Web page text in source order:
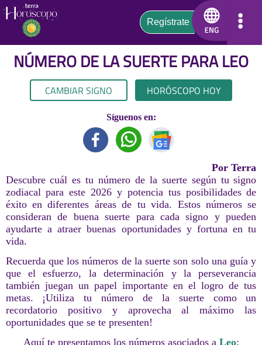
NÚMERO DE LA SUERTE PARALEO
CAMBIAR SIGNO HORÓSCOPO HOY
Síguenos en:
Por Terra
Descubre cuál es tu número de la suerte según tu signo
zodiacal para este 2026 y potencia tus posibilidades de
éxito en diferentes áreas de tu vida. Estos números se
consideran de buena suerte para cada signo y pueden
ayudarte a atraer buenas oportunidades y fortuna en tu
vida.
Recuerda que los números de la suerte son solo una guía y
que el esfuerzo, la determinación y la perseverancia
también juegan un papel importante en el logro de tus
metas. ¡Utiliza tu número de la suerte como un
recordatorio positivo y aprovecha al máximo las
oportunidades que se te presenten!
Aquí te presentamos los números asociados a Leo: